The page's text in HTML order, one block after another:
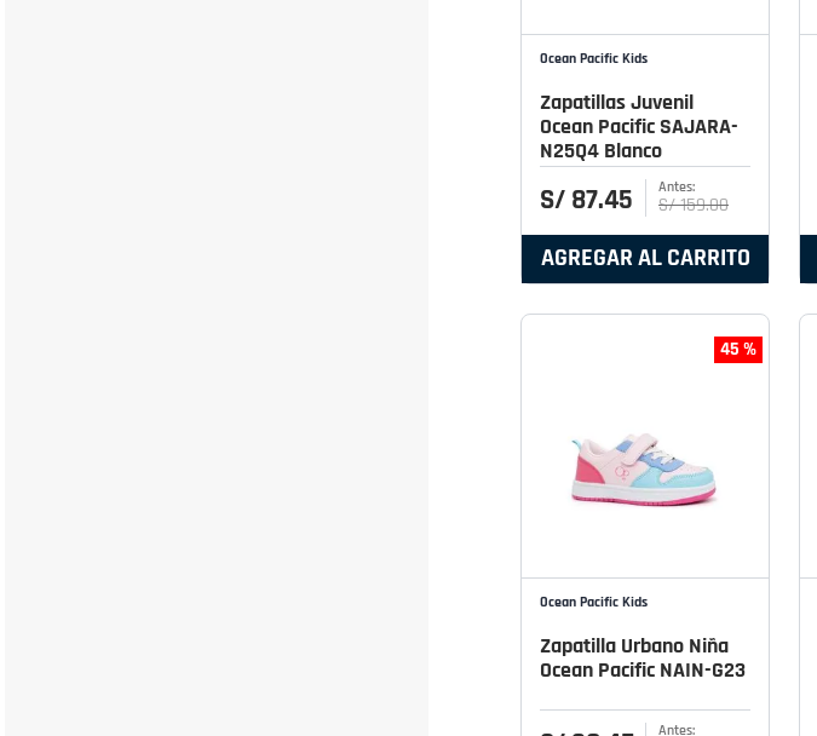
Ocean Pacific Kids
Zapatillas Juvenil
Ocean Pacific SAJARA-
N25Q4 Blanco
S/ 87.45 S/159.00
AGREGAR AL CARRITO
45 %
Ocean Pacific Kids
Zapatilla Urbano Niña
Ocean Pacific NAIN-G23